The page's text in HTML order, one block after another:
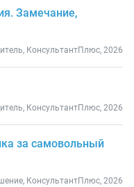
Замечание,
КонсультантПлюс, 2026
КонсультантПлюс, 2026
за самовольный
КонсультантПлюс, 2026